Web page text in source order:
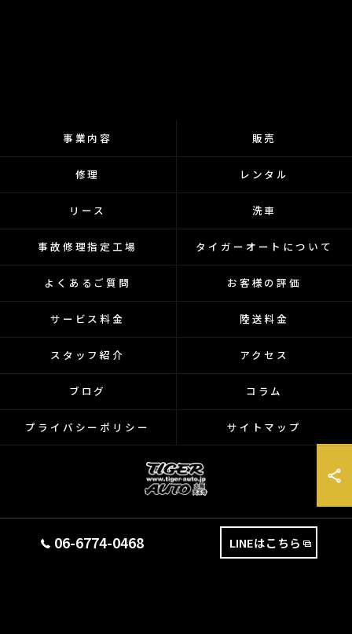
06-6774-0468 LINEはこちら
事業内容 販売
修理 レンタル
リース 洗車
事故修理指定工場 タイガーオートについて
よくあるご質問 お客様の評価
サービス料金 陸送料金
スタッフ紹介 アクセス
ブログ コラム
プライバシーポリシー サイトマップ